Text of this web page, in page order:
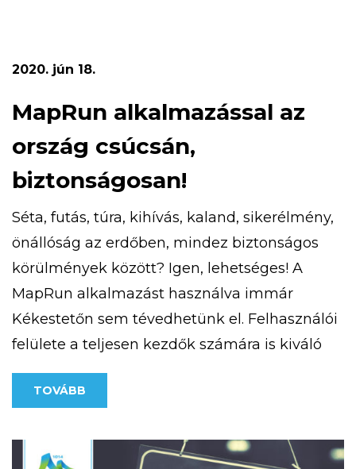
számháborúzhatsz, libegőzhetsz,
strandolhatsz! Az 5 napos tábor időpontja […]
2020. jún 18.
MapRun alkalmazással az
ország csúcsán,
biztonságosan!
Séta, futás, túra, kihívás, kaland, sikerélmény,
önállóság az erdőben, mindez biztonságos
körülmények között? Igen, lehetséges! A
MapRun alkalmazást használva immár
Kékestetőn sem tévedhetünk el. Felhasználói
felülete a teljesen kezdők számára is kiváló
lehetőséget nyújt a tájékozódási ismeretek
megszerzésében. Kékestetőn négy,
el. A kivitelezésnél egyik fő szempont volt,
TOVÁBB